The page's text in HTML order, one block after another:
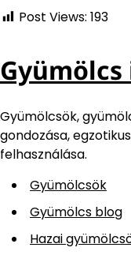
Post Views: 193
Gyümölcsök,
gondozása,
felhasználása.
Gyümölcsök
Gyümölcs blog
Hazai